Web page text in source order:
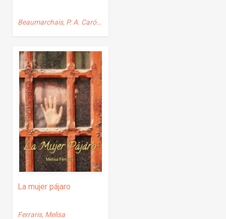
Beaumarchais, P. A. Carón de
La mujer pájaro
Ferraris, Melisa